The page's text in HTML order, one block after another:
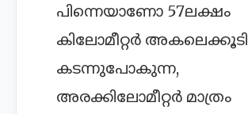
പിന്നെയാണോ 57ലക്ഷം
കിലോമീറ്റര്‍ അകലെക്കൂടി
കടന്നുപോകുന്ന,
അരക്കിലോമീറ്റര്‍ മാത്രം